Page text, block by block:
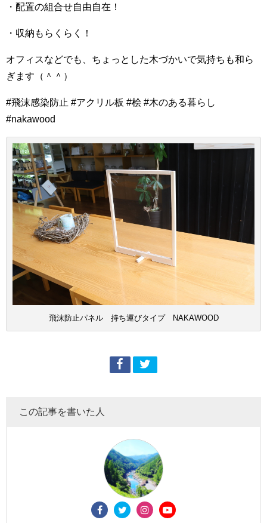
・配置の組合せ自由自在！
・収納もらくらく！
オフィスなどでも、ちょっとした木づかいで気持ちも和ら
ぎます（＾＾）
#飛沫感染防止 #アクリル板 #桧 #木のある暮らし
#nakawood
飛沫防止パネル 持ち運びタイプ NAKAWOOD
この記事を書いた人